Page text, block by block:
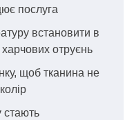
послуга
встановити в
отруєнь
щоб тканина не
стають